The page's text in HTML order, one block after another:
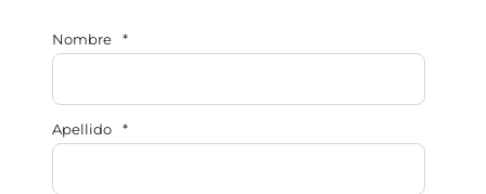
Nombre *
Apellido *